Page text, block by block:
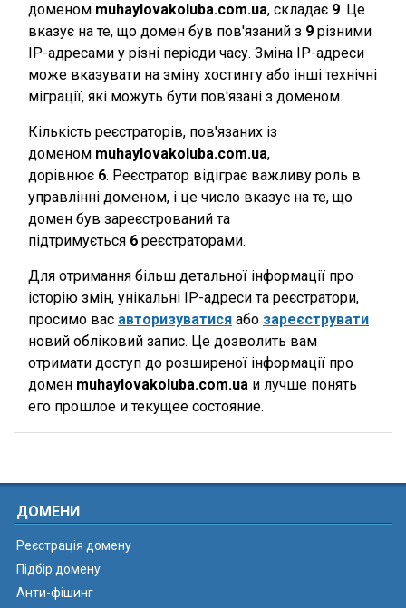
доменом muhaylovakoluba.com.ua, складає 9. Це
вказує на те, що домен був пов'язаний з 9 різними
IP-адресами у різні періоди часу. Зміна IP-адреси
може вказувати на зміну хостингу або інші технічні
міграції, які можуть бути пов'язані з доменом.
Кількість реєстраторів, пов'язаних із
доменом muhaylovakoluba.com.ua,
дорівнює 6. Реєстратор відіграє важливу роль в
управлінні доменом, і це число вказує на те, що
домен був зареєстрований та
підтримується 6 реєстраторами.
Для отримання більш детальної інформації про
історію змін, унікальні IP-адреси та реєстратори,
просимо вас авторизуватися або зареєструвати
новий обліковий запис. Це дозволить вам
отримати доступ до розширеної інформації про
домен muhaylovakoluba.com.ua и лучше понять
его прошлое и текущее состояние.
ДОМЕНИ
Реєстрація домену
Підбір домену
Анти-фішинг